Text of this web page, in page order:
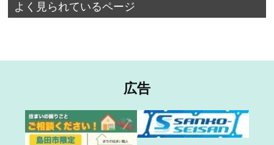
よく見られているページ
広告